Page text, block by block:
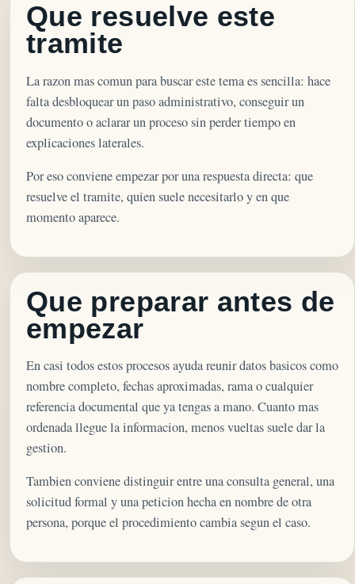
Que resuelve este
tramite
La razon mas comun para buscar este tema es sencilla: hace
falta desbloquear un paso administrativo, conseguir un
documento o aclarar un proceso sin perder tiempo en
explicaciones laterales.
Por eso conviene empezar por una respuesta directa: que
resuelve el tramite, quien suele necesitarlo y en que
momento aparece.
Que preparar antes de
empezar
En casi todos estos procesos ayuda reunir datos basicos como
nombre completo, fechas aproximadas, rama o cualquier
referencia documental que ya tengas a mano. Cuanto mas
ordenada llegue la informacion, menos vueltas suele dar la
gestion.
Tambien conviene distinguir entre una consulta general, una
solicitud formal y una peticion hecha en nombre de otra
persona, porque el procedimiento cambia segun el caso.